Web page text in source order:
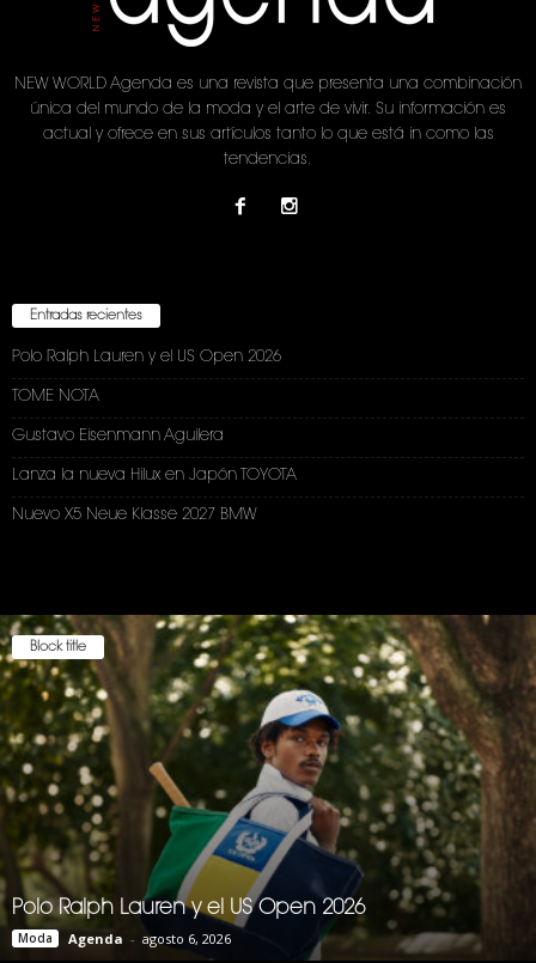
NEW WORLD Agenda es una revista que presenta una combinación
única del mundo de la moda y el arte de vivir. Su información es
actual y ofrece en sus artículos tanto lo que está in como las
tendencias.
Entradas recientes
Polo Ralph Lauren y el US Open 2026
TOME NOTA
Gustavo Eisenmann Aguilera
Lanza la nueva Hilux en Japón TOYOTA
Nuevo X5 Neue Klasse 2027 BMW
Block title
Polo Ralph Lauren y el US Open 2026
Moda Agenda - agosto 6, 2026